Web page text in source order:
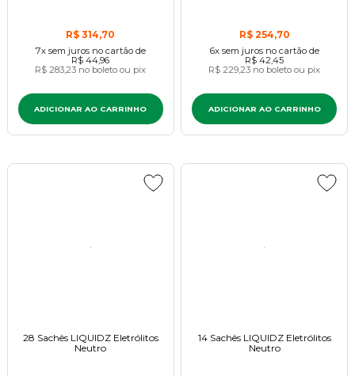
R$ 314,70
7x sem juros no cartãode
R$ 44,96
R$ 283,23 no boleto ou pix
ADICIONAR AO CARRINHO
R$ 254,70
6x sem juros no cartãode
R$ 42,45
R$ 229,23 no boleto ou pix
ADICIONAR AO CARRINHO
28 Sachês LIQUIDZ Eletrólitos
Neutro
14 Sachês LIQUIDZ Eletrólitos
Neutro